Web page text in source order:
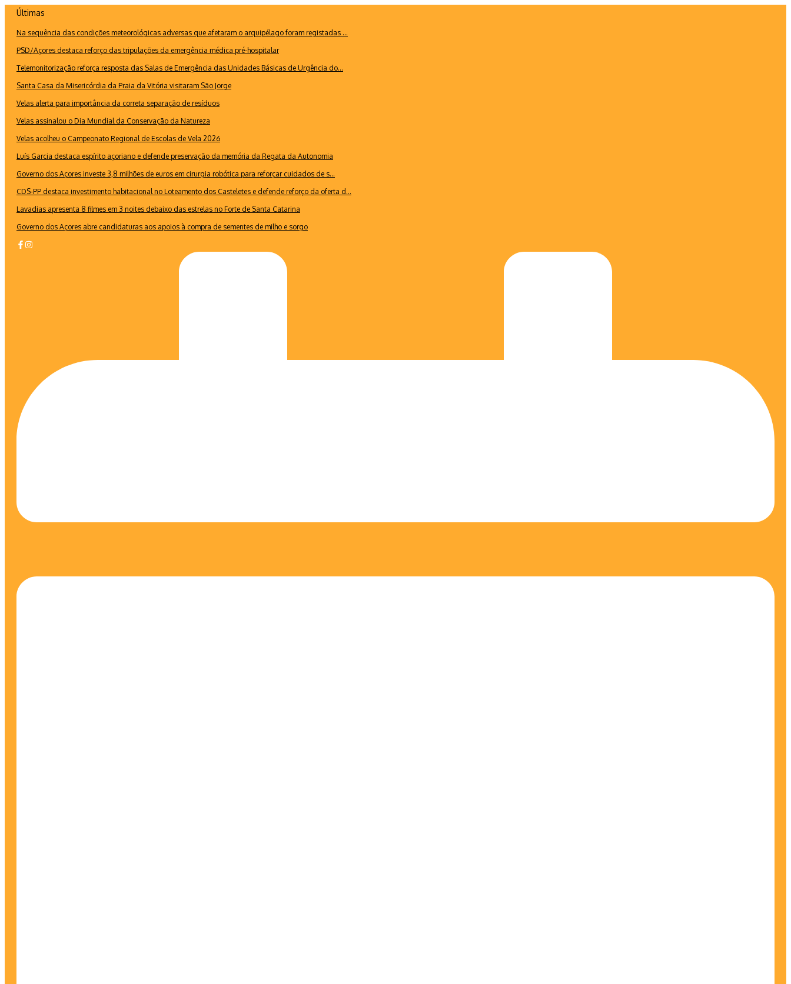
conteúdo
Últimas
Na sequência das condições meteorológicas adversas que afetaram o arquipélago foram registadas ...
PSD/Açores destaca reforço das tripulações da emergência médica pré-hospitalar
Telemonitorização reforça resposta das Salas de Emergência das Unidades Básicas de Urgência do...
Santa Casa da Misericórdia da Praia da Vitória visitaram São Jorge
Velas alerta para importância da correta separação de resíduos
Velas assinalou o Dia Mundial da Conservação da Natureza
Velas acolheu o Campeonato Regional de Escolas de Vela 2026
Luís Garcia destaca espírito açoriano e defende preservação da memória da Regata da Autonomia
Governo dos Açores investe 3,8 milhões de euros em cirurgia robótica para reforçar cuidados de s...
CDS-PP destaca investimento habitacional no Loteamento dos Casteletes e defende reforço da oferta d...
Lavadias apresenta 8 filmes em 3 noites debaixo das estrelas no Forte de Santa Catarina
Governo dos Açores abre candidaturas aos apoios à compra de sementes de milho e sorgo